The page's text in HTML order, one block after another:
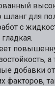
шланг для
с
а
добавки от
факторов,